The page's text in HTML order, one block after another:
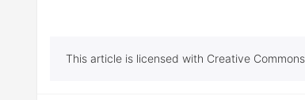
This article is licensed with Creative